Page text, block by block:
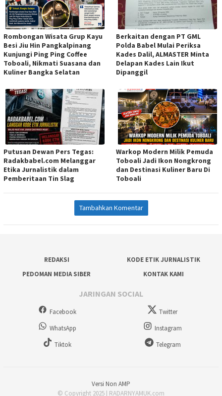
Rombongan Wisata Grup Kayu
Besi Jiu Hin Pangkalpinang
Kunjungi Ping Ping Coffee
Toboali, Nikmati Suasana dan
Kuliner Bangka Selatan
Berkaitan dengan PT GML
Polda Babel Mulai Periksa
Kades Dalil, ALMASTER Minta
Delapan Kades Lain Ikut
Dipanggil
Putusan Dewan Pers Tegas:
Radakbabel.com Melanggar
Etika Jurnalistik dalam
Pemberitaan Tin Slag
Warkop Modern Milik Pemuda
Toboali Jadi Ikon Nongkrong
dan Destinasi Kuliner Baru Di
Toboali
Tambahkan Komentar
REDAKSI
KODE ETIK JURNALISTIK
PEDOMAN MEDIA SIBER
KONTAK KAMI
JARINGAN SOCIAL
Facebook
Twitter
WhatsApp
Instagram
Tiktok
Telegram
Versi Non AMP
© Copyright 2025 | RADARNYAMUK.com